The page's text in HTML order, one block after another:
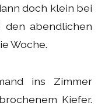
doch klein bei
abendlichen
Woche.
ins Zimmer
Kiefer.